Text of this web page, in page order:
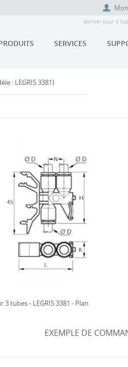
Bornier pour 3
SERVICES
: LEGRIS 3381)
3 tubes - LEGRIS 3381 - Plan
EXEMPLE DE